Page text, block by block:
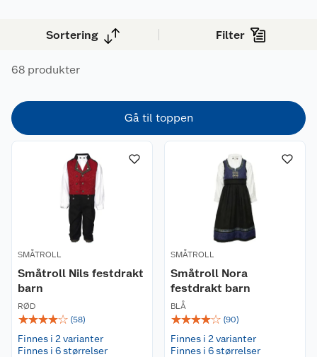
Sortering Filter
68 produkter
Gå til toppen
SMÅTROLL
Småtroll Nils festdrakt
barn
RØD
☆☆☆☆☆ (58)
Finnes i 2 varianter
Finnes i 6 størrelser
SMÅTROLL
Småtroll Nora
festdrakt barn
BLÅ
☆☆☆☆☆ (90)
Finnes i 2 varianter
Finnes i 6 størrelser